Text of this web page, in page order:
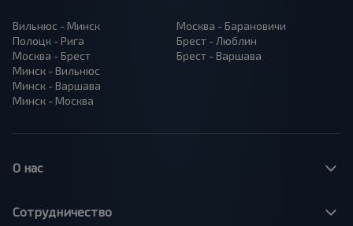
Вильнюс - Минск
Полоцк - Рига
Москва - Брест
Минск - Вильнюс
Минск - Варшава
Минск - Москва
Москва - Барановичи
Брест - Люблин
Брест - Варшава
О нас
Сотрудничество